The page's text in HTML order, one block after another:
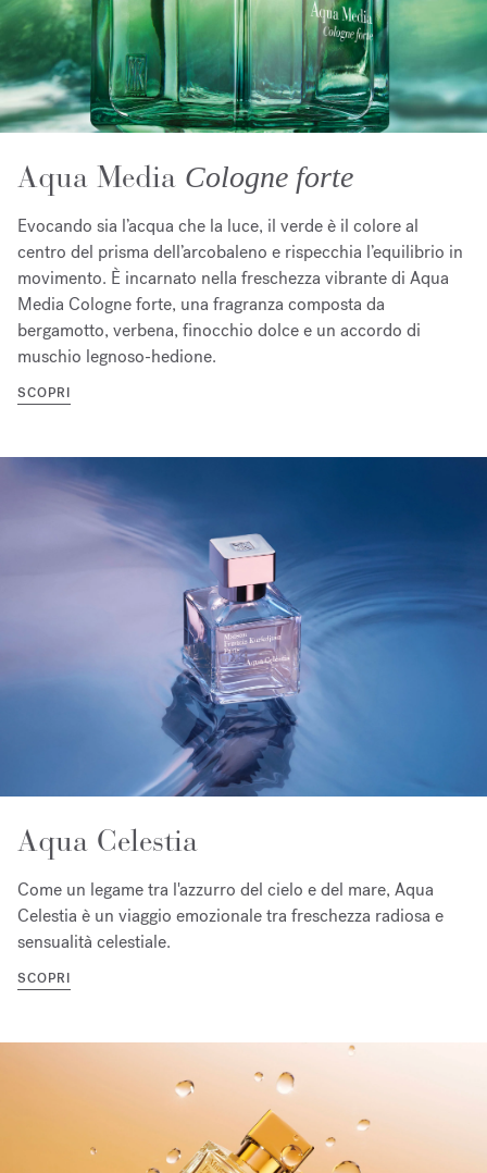
Aqua Media Cologne forte
Evocando sia l’acqua che la luce, il verde è il colore al
centro del prisma dell’arcobaleno e rispecchia l’equilibrio in
movimento. È incarnato nella freschezza vibrante di Aqua
Media Cologne forte, una fragranza composta da
bergamotto, verbena, finocchio dolce e un accordo di
muschio legnoso-hedione.
SCOPRI
Aqua Celestia
Come un legame tra l'azzurro del cielo e del mare, Aqua
Celestia è un viaggio emozionale tra freschezza radiosa e
sensualità celestiale.
SCOPRI